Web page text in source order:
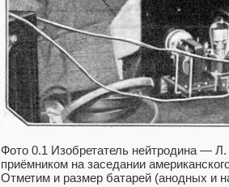
Фото 0.1 Изобретатель нейтродина —
приёмником на заседании
Отметим и размер батарей (анодных и